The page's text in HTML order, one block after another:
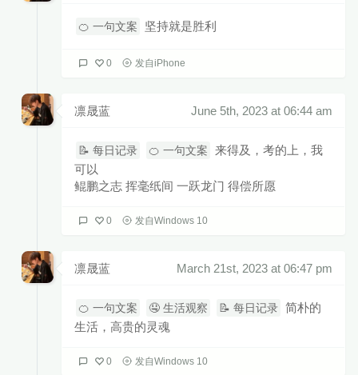
🍊 一句文案 坚持就是胜利
0 发自iPhone
凛晟蓝 June 5th, 2023 at 06:44 am
📝 每日记录 🍊 一句文案
来得及，考的上，我
可以
鲲鹏之志 挥毫纸间 一跃龙门 得偿所愿
0 发自Windows 10
凛晟蓝 March 21st, 2023 at 06:47 pm
🍊 一句文案 🤤 生活观察 📝 每日记录 简朴的
生活，高贵的灵魂
0 发自Windows 10